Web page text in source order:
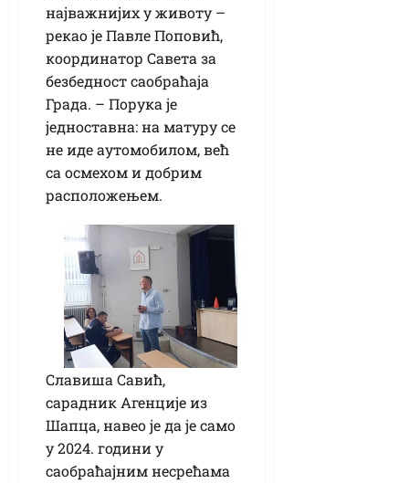
најважнијих у животу –
рекао је Павле Поповић,
координатор Савета за
безбедност саобраћаја
Града. – Порука је
једноставна: на матуру се
не иде аутомобилом, већ
са осмехом и добрим
расположењем.
Славиша Савић,
сарадник Агенције из
Шапца, навео је да је само
у 2024. години у
саобраћајним несрећама